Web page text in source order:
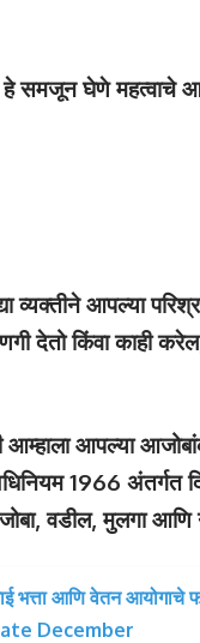
हे समजून घेणे महत्वाचे
व्यक्तीने आपल्या
देतो किंवा काही करेल,
आपल्या
1966
वडील, मुलगा
भत्ता आणि वेतन आयोगाचे
December